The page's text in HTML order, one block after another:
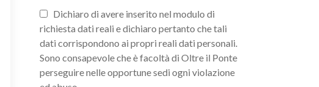
Dichiaro di avere inserito nel modulo di
richiesta dati reali e dichiaro pertanto che tali
dati corrispondono ai propri reali dati personali.
Sono consapevole che è facoltà di Oltre il Ponte
perseguire nelle opportune sedi ogni violazione